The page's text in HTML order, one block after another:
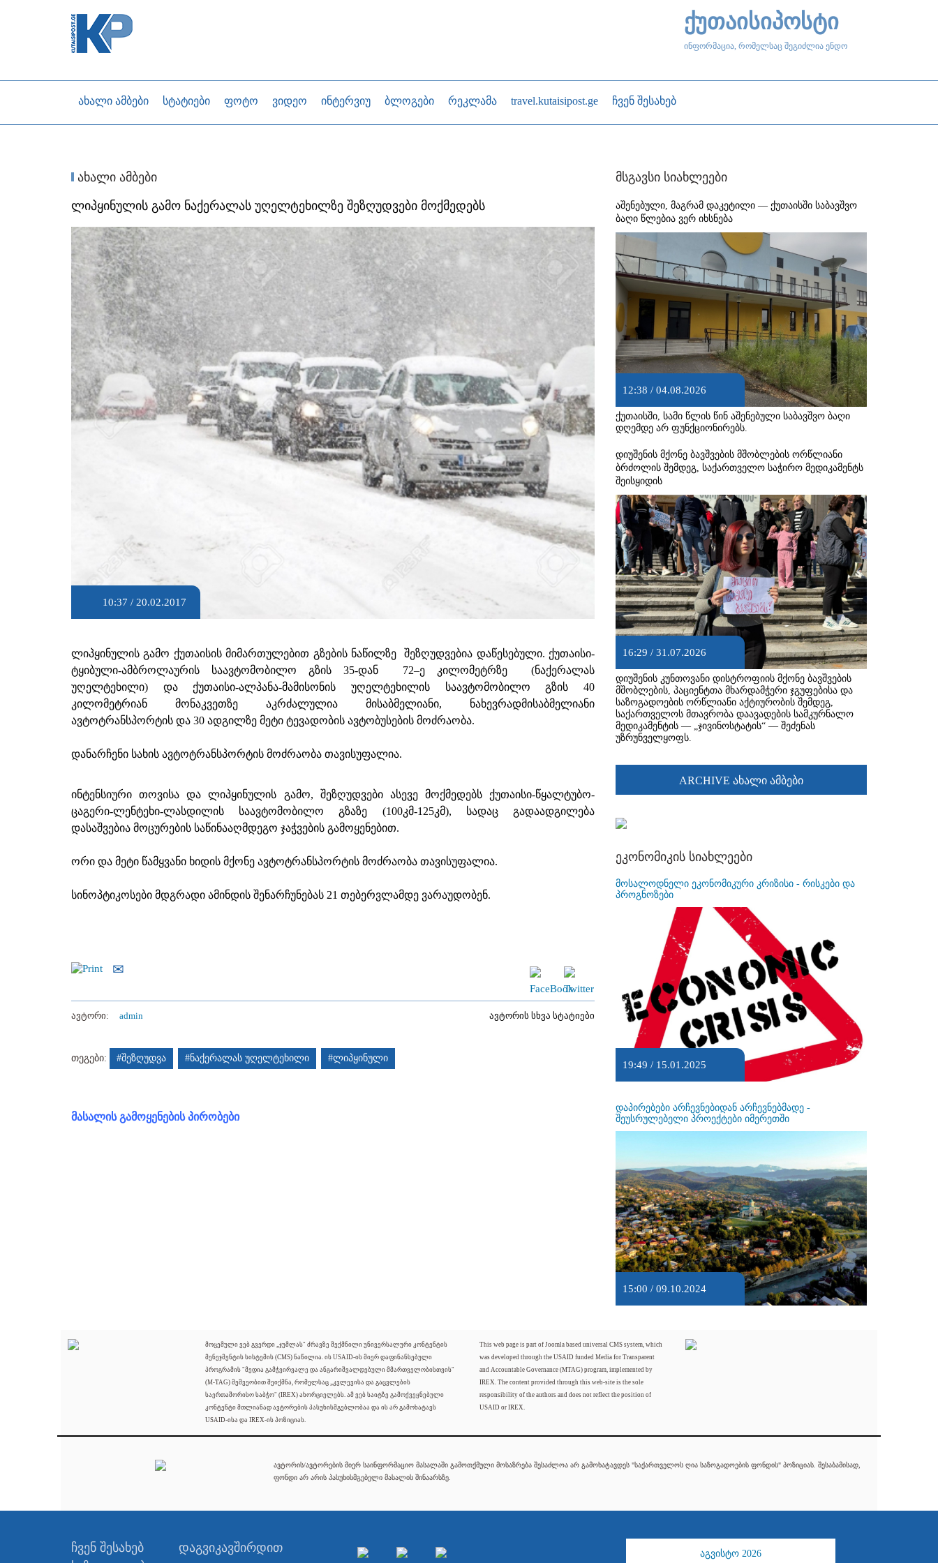
ქუთაისიპოსტი
ინფორმაცია, რომელსაც შეგიძლია ენდო
ახალი ამბები სტატიები ფოტო ვიდეო ინტერვიუ ბლოგები რეკლამა travel.kutaisipost.ge ჩვენ შესახებ
ახალი ამბები
ლიპყინულის გამო ნაქერალას უღელტეხილზე შეზღუდვები მოქმედებს
10:37 / 20.02.2017
ლიპყინულის გამო ქუთაისის მიმართულებით გზების ნაწილზე შეზღუდვებია დაწესებული. ქუთაისი-
ტყიბული-ამბროლაურის საავტომობილო გზის 35-დან 72–ე კილომეტრზე (ნაქერალას
უღელტეხილი) და ქუთაისი-ალპანა-მამისონის უღელტეხილის საავტომობილო გზის 40
კილომეტრიან მონაკვეთზე აკრძალულია მისაბმელიანი, ნახევრადმისაბმელიანი
ავტოტრანსპორტის და 30 ადგილზე მეტი ტევადობის ავტობუსების მოძრაობა.
დანარჩენი სახის ავტოტრანსპორტის მოძრაობა თავისუფალია.
ინტენსიური თოვისა და ლიპყინულის გამო, შეზღუდვები ასევე მოქმედებს ქუთაისი-წყალტუბო-
ცაგერი-ლენტეხი-ლასდილის საავტომობილო გზაზე (100კმ-125კმ), სადაც გადაადგილება
დასაშვებია მოცურების საწინააღმდეგო ჯაჭვების გამოყენებით.
ორი და მეტი წამყვანი ხიდის მქონე ავტოტრანსპორტის მოძრაობა თავისუფალია.
სინოპტიკოსები მდგრადი ამინდის შენარჩუნებას 21 თებერვლამდე ვარაუდობენ.
ავტორი: admin ავტორის სხვა სტატიები
თეგები: #შეზღუდვა #ნაქერალას უღელტეხილი #ლიპყინული
მასალის გამოყენების პირობები
მსგავსი სიახლეები
აშენებული, მაგრამ დაკეტილი — ქუთაისში საბავშვო
ბაღი წლებია ვერ იხსნება
12:38 / 04.08.2026
ქუთაისში, სამი წლის წინ აშენებული საბავშვო ბაღი
დღემდე არ ფუნქციონირებს.
დიუშენის მქონე ბავშვების მშობლების ორწლიანი
ბრძოლის შემდეგ, საქართველო საჭირო მედიკამენტს
შეისყიდის
16:29 / 31.07.2026
დიუშენის კუნთოვანი დისტროფიის მქონე ბავშვების
მშობლების, პაციენტთა მხარდამჭერი ჯგუფებისა და
საზოგადოების ორწლიანი აქტიურობის შემდეგ,
საქართველოს მთავრობა დაავადების სამკურნალო
მედიკამენტის — „ჯივინოსტატის“ — შეძენას
უზრუნველყოფს.
ARCHIVE ახალი ამბები
ეკონომიკის სიახლეები
მოსალოდნელი ეკონომიკური კრიზისი - რისკები და
პროგნოზები
19:49 / 15.01.2025
დაპირებები არჩევნებიდან არჩევნებმადე -
შეუსრულებელი პროექტები იმერეთში
15:00 / 09.10.2024
მოცემული ვებ გვერდი „ჯუმლას" ძრავზე შექმნილი უნივერსალური კონტენტის
მენეჯმენტის სისტემის (CMS) ნაწილია. ის USAID-ის მიერ დაფინანსებული
პროგრამის "მედია გამჭვირვალე და ანგარიშვალდებული მმართველობისთვის"
(M-TAG) მეშვეობით შეიქმნა, რომელსაც „კვლევისა და გაცვლების
საერთაშორისო საბჭო" (IREX) ახორციელებს. ამ ვებ საიტზე გამოქვეყნებული
კონტენტი მთლიანად ავტორების პასუხისმგებლობაა და ის არ გამოხატავს
USAID-ისა და IREX-ის პოზიციას.
This web page is part of Joomla based universal CMS system, which
was developed through the USAID funded Media for Transparent
and Accountable Governance (MTAG) program, implemented by
IREX. The content provided through this web-site is the sole
responsibility of the authors and does not reflect the position of
USAID or IREX.
ავტორის/ავტორების მიერ საინფორმაციო მასალაში გამოთქმული მოსაზრება შესაძლოა არ გამოხატავდეს "საქართველოს ღია საზოგადოების ფონდის" პოზიციას. შესაბამისად,
ფონდი არ არის პასუხისმგებელი მასალის შინაარსზე.
ჩვენ შესახებ
დაგვიკავშირდით
აგვისტო 2026